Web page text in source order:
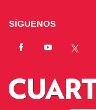
SÍGUENOS